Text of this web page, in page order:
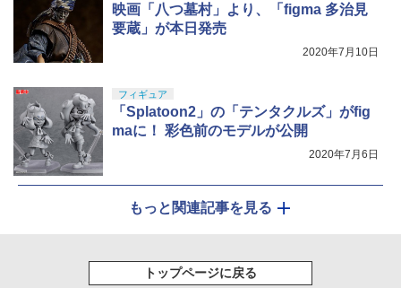
映画「八つ墓村」より、「figma 多治見
要蔵」が本日発売
2020年7月10日
フィギュア
「Splatoon2」の「テンタクルズ」がfig
maに！ 彩色前のモデルが公開
2020年7月6日
もっと関連記事を見る
トップページに戻る